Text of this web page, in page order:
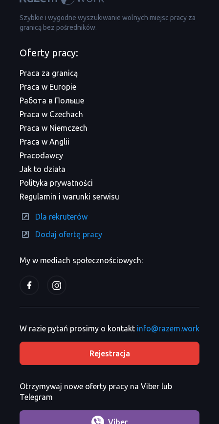
Szybkie i wygodne wyszukiwanie wolnych miejsc pracy za
granicą bez pośredników.
My w mediach społecznościowych:
Oferty pracy:
Praca za granicą
Praca w Europie
Работа в Польше
Praca w Czechach
Praca w Niemczech
Praca w Anglii
Pracodawcy
Jak to działa
Polityka prywatności
Regulamin i warunki serwisu
Dla rekruterów
Dodaj ofertę pracy
W razie pytań prosimy o kontakt info@razem.work
Rejestracja
Otrzymywaj nowe oferty pracy na Viber lub
Telegram
Viber